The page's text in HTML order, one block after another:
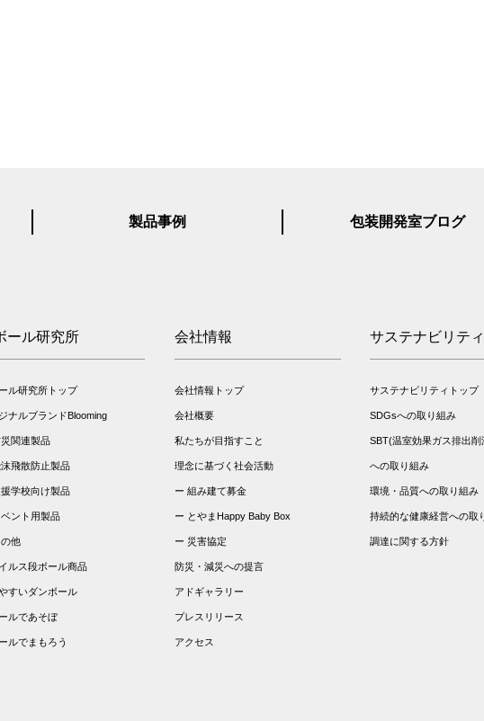
製品事例 包装開発室ブログ
ール研究所
ル研究所トップ
ナルブランドBlooming
関連製品
飛散防止製品
学校向け製品
ベント用製品
の他
ルス段ボール商品
すいダンボール
ルであそぼ
ルでまもろう
会社情報
会社情報トップ
会社概要
私たちが目指すこと
理念に基づく社会活動
組み建て募金
とやまHappy Baby Box
災害協定
防災・減災への提言
アドギャラリー
プレスリリース
アクセス
サステナビリティ
サステナビリティトップ
SDGsへの取り組み
SBT(温室効果ガス排出削
への取り組み
環境・品質への取り組み
持続的な健康経営への取
調達に関する方針